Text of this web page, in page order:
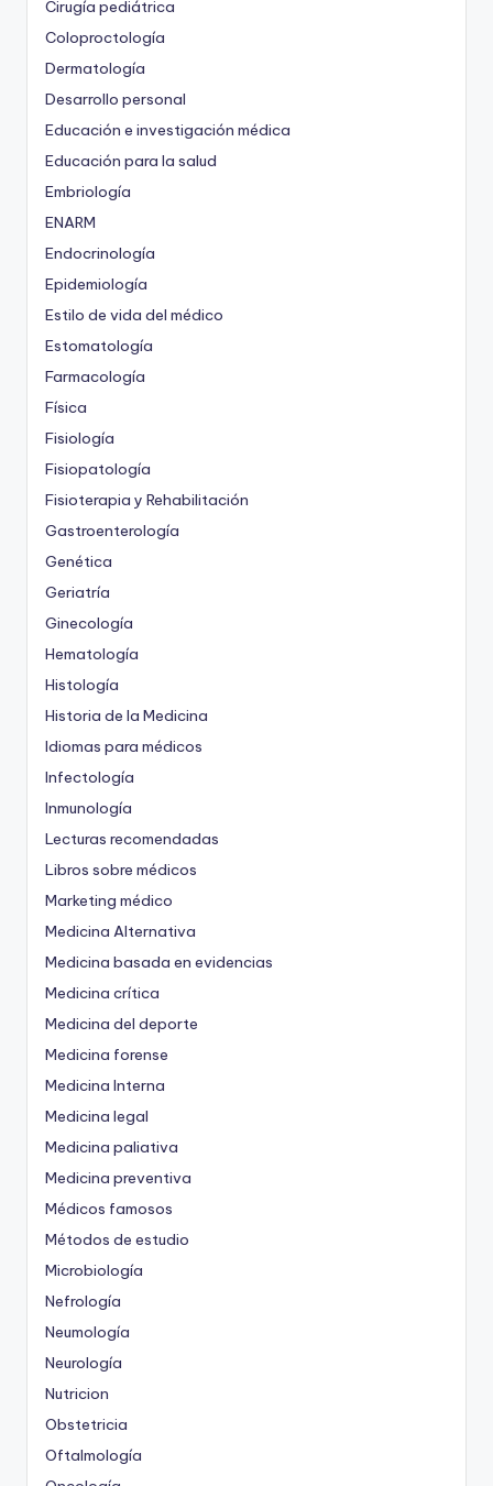
Cirugía pediátrica
Coloproctología
Dermatología
Desarrollo personal
Educación e investigación médica
Educación para la salud
Embriología
ENARM
Endocrinología
Epidemiología
Estilo de vida del médico
Estomatología
Farmacología
Física
Fisiología
Fisiopatología
Fisioterapia y Rehabilitación
Gastroenterología
Genética
Geriatría
Ginecología
Hematología
Histología
Historia de la Medicina
Idiomas para médicos
Infectología
Inmunología
Lecturas recomendadas
Libros sobre médicos
Marketing médico
Medicina Alternativa
Medicina basada en evidencias
Medicina crítica
Medicina del deporte
Medicina forense
Medicina Interna
Medicina legal
Medicina paliativa
Medicina preventiva
Médicos famosos
Métodos de estudio
Microbiología
Nefrología
Neumología
Neurología
Nutricion
Obstetricia
Oftalmología